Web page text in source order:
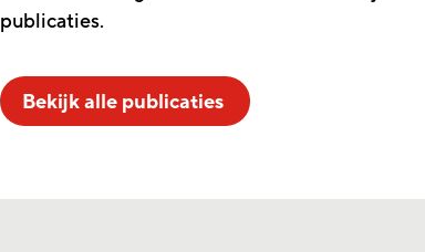
publicaties.
Bekijk alle publicaties